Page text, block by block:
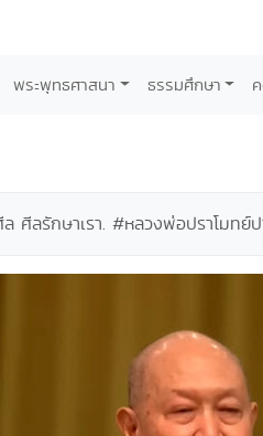
พระพุทธศาสนา ธรรมศึกษา
ล ศีลรักษาเรา. #หลวงพ่อปราโม